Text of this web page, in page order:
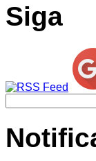
Siga
for: